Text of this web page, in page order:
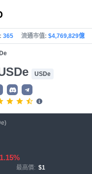
365 流通市值: $4,769,829億
USDe
1.15%
最高價: $1